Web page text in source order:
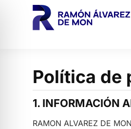
Política de
1. INFORMACIÓN
RAMON ALVAREZ DE